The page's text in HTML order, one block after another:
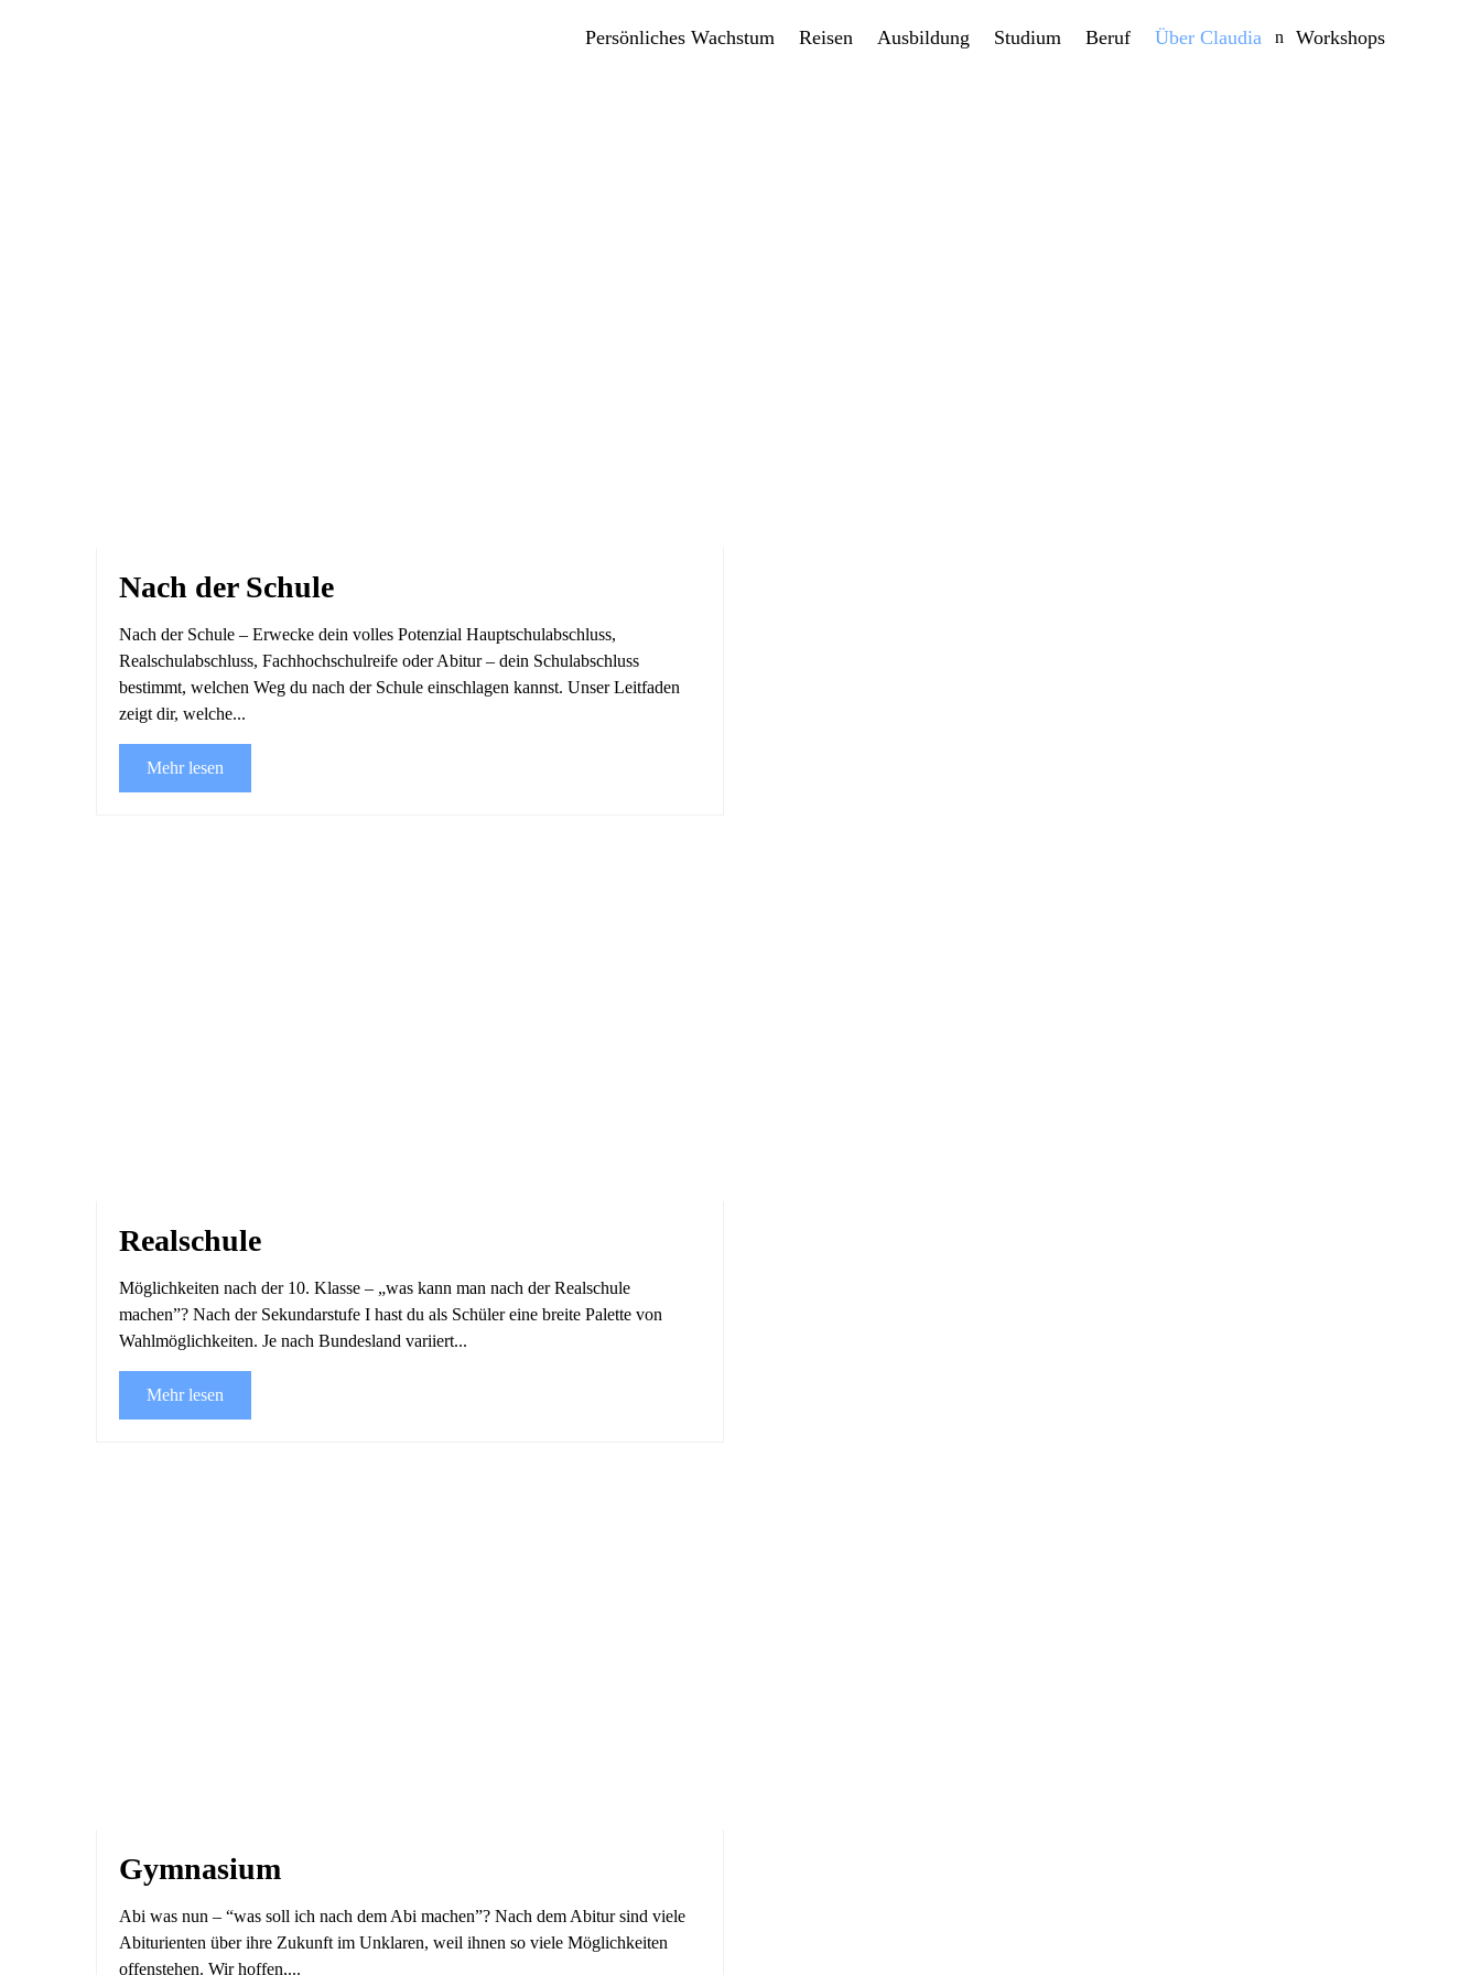
Persönliches Wachstum Reisen Ausbildung Studium Beruf Über Claudia Workshops
Nach der Schule
Nach der Schule – Erwecke dein volles Potenzial Hauptschulabschluss,
Realschulabschluss, Fachhochschulreife oder Abitur – dein Schulabschluss
bestimmt, welchen Weg du nach der Schule einschlagen kannst. Unser Leitfaden
zeigt dir, welche...
Mehr lesen
Realschule
Möglichkeiten nach der 10. Klasse – „was kann man nach der Realschule
machen”? Nach der Sekundarstufe I hast du als Schüler eine breite Palette von
Wahlmöglichkeiten. Je nach Bundesland variiert...
Mehr lesen
Gymnasium
Abi was nun – “was soll ich nach dem Abi machen”? Nach dem Abitur sind viele
Abiturienten über ihre Zukunft im Unklaren, weil ihnen so viele Möglichkeiten
offenstehen. Wir hoffen,...